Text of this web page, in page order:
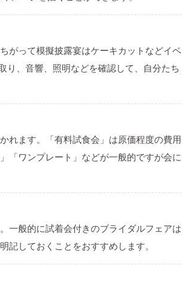
がって模擬披露宴はケーキカットなどイベ
り、音響、照明などを確認して、自分たち
れます。「有料試食会」は原価程度の費用
「ワンプレート」などが一般的ですが会に
一般的に試着会付きのブライダルフェアは
しておくことをおすすめします。